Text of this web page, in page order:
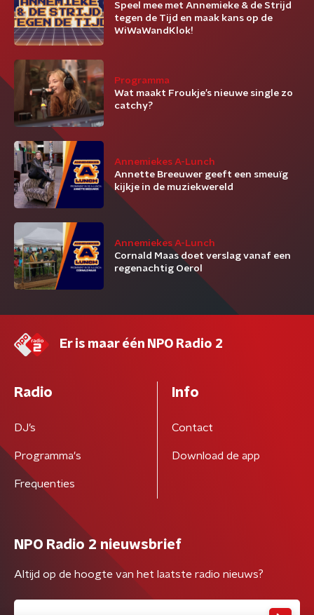
Speel mee met Annemieke & de Strijd
tegen de Tijd en maak kans op de
WiWaWandKlok!
Programma
Wat maakt Froukje’s nieuwe single zo
catchy?
Annemiekes A-Lunch
Annette Breeuwer geeft een smeuïg
kijkje in de muziekwereld
Annemiekes A-Lunch
Cornald Maas doet verslag vanaf een
regenachtig Oerol
Er is maar één NPO Radio 2
Radio
DJ’s
Programma's
Frequenties
Info
Contact
Download de app
NPO Radio 2 nieuwsbrief
Altijd op de hoogte van het laatste radio nieuws?